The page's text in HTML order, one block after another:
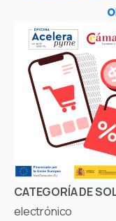
CATEGORÍA DE
electrónico